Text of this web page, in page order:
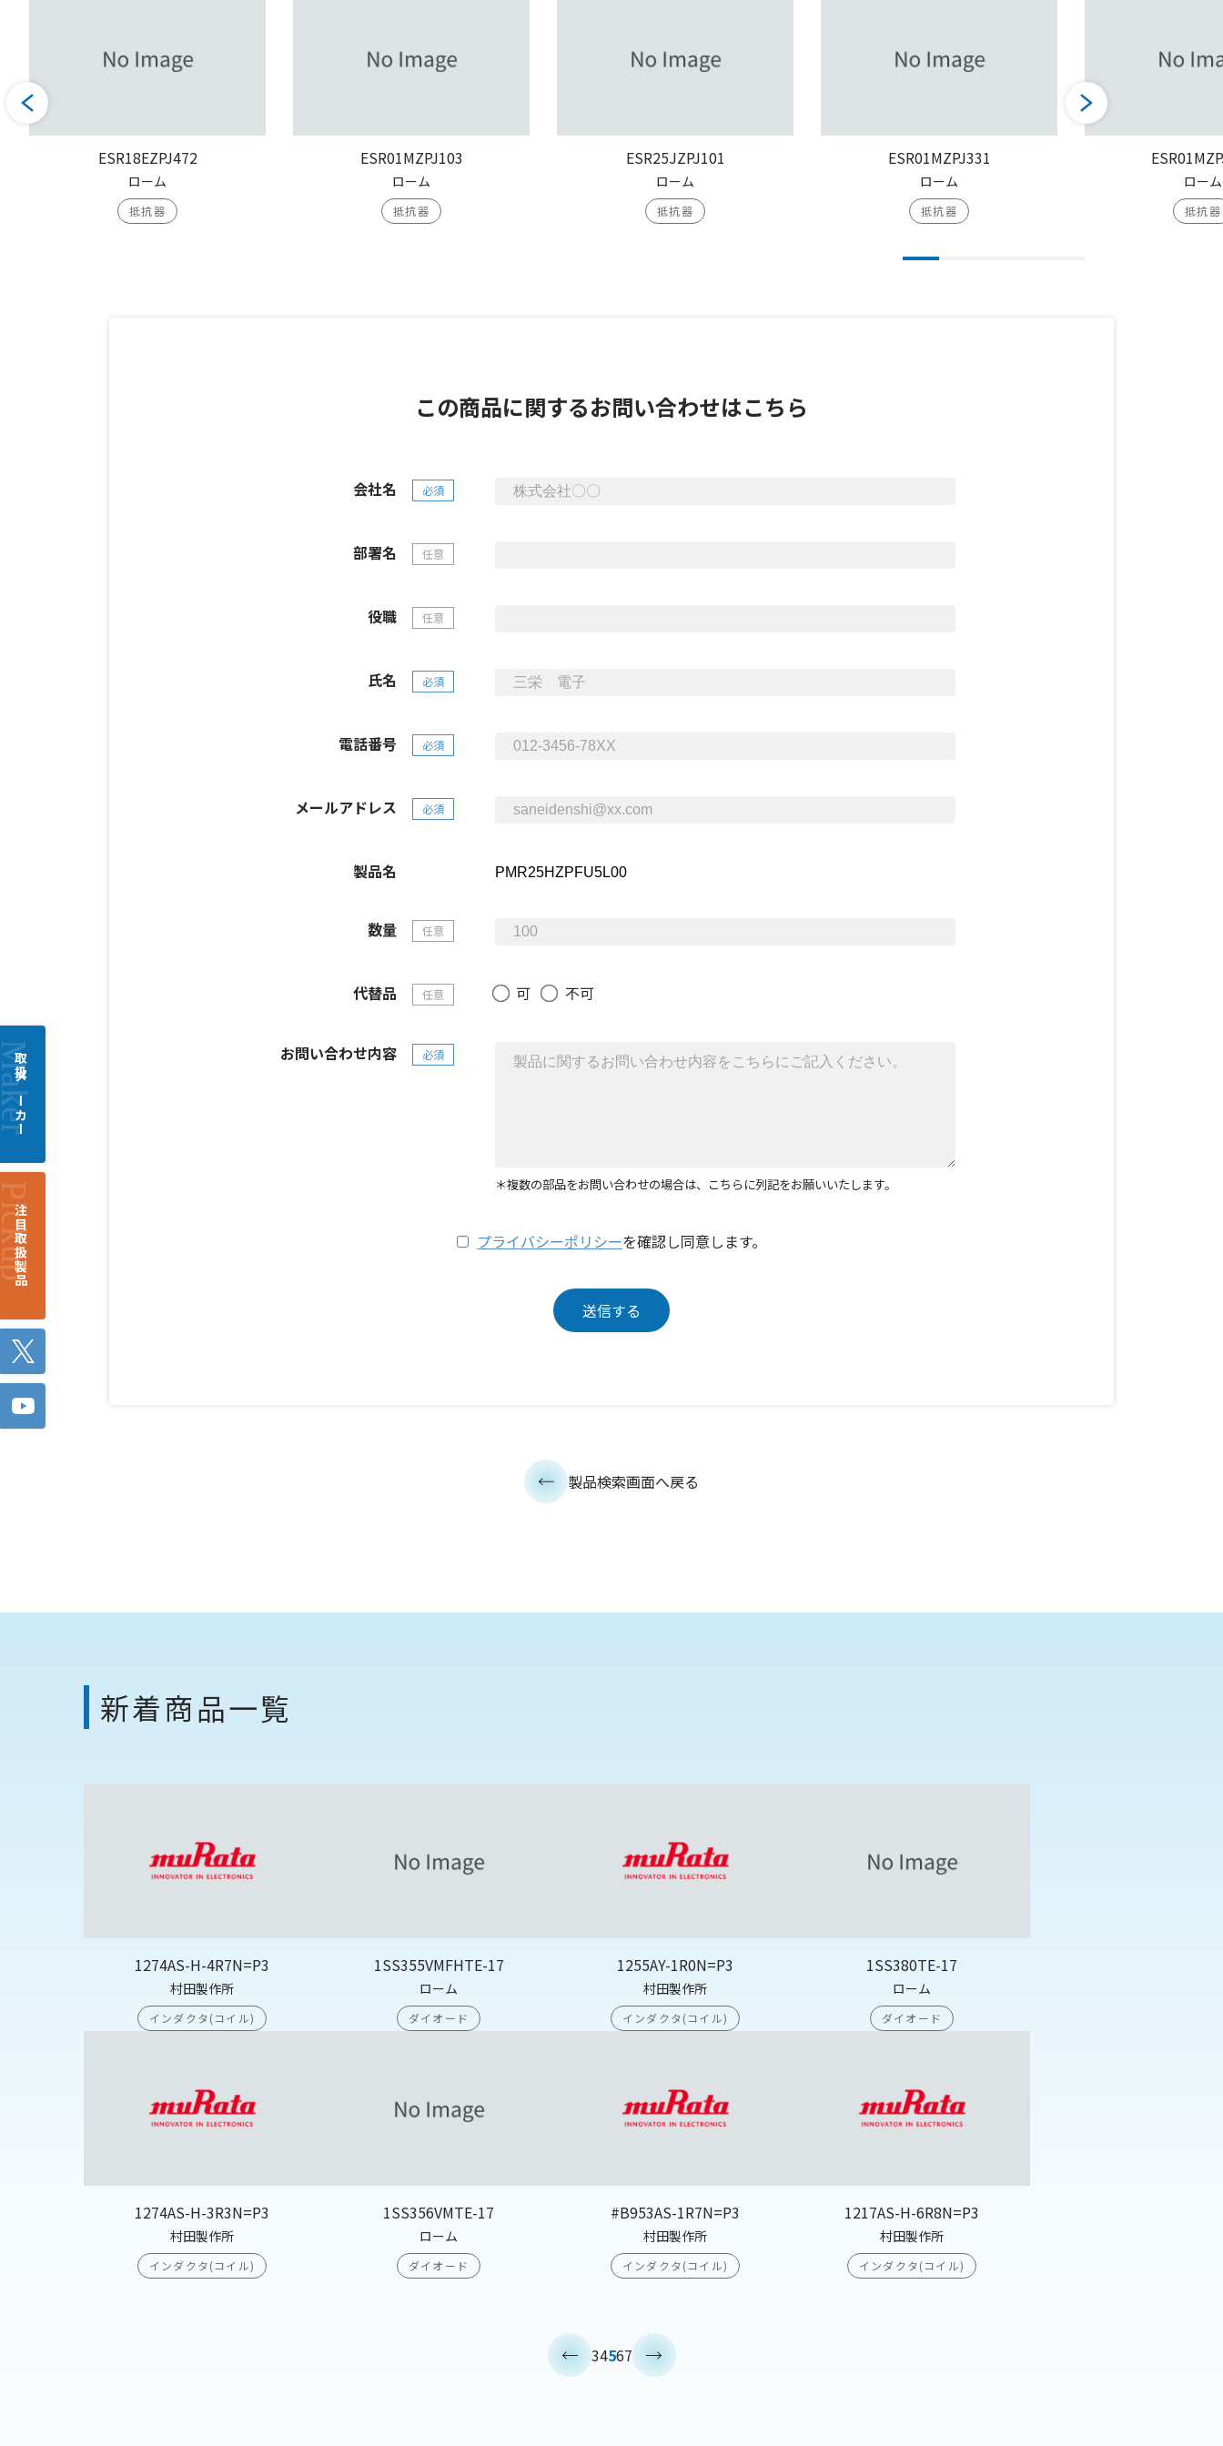
ESR18EZPJ472
ローム
抵抗器
ESR01MZPJ103
ローム
抵抗器
ESR25JZPJ101
ローム
抵抗器
ESR01MZPJ331
ローム
抵抗器
ローム
抵抗器
この商品に関するお問い合わせはこちら
会社名 必須
部署名 任意
役職 任意
氏名 必須
電話番号 必須
メールアドレス 必須
製品名
数量 任意
代替品 任意 可 不可
お問い合わせ内容 必須
＊複数の部品をお問い合わせの場合は、こちらに列記をお願いいたします。
プライバシーポリシーを確認し同意します。
製品検索画面へ戻る
新着商品一覧
1274AS-H-4R7N=P3
村田製作所
インダクタ(コイル)
1SS355VMFHTE-17
ローム
ダイオード
1255AY-1R0N=P3
村田製作所
インダクタ(コイル)
1SS380TE-17
ローム
ダイオード
1274AS-H-3R3N=P3
村田製作所
インダクタ(コイル)
1SS356VMTE-17
ローム
ダイオード
#B953AS-1R7N=P3
村田製作所
インダクタ(コイル)
1217AS-H-6R8N=P3
村田製作所
インダクタ(コイル)
34567
取扱メーカー
注目取扱製品